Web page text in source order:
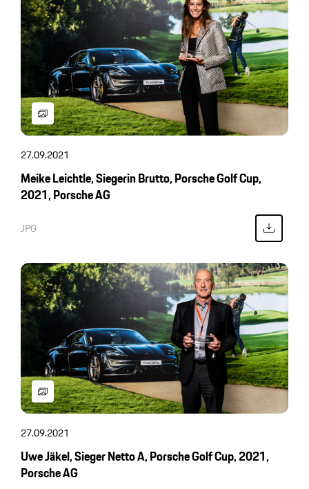
27.09.2021
Meike Leichtle, Siegerin Brutto, Porsche Golf Cup,
2021, Porsche AG
JPG
27.09.2021
Uwe Jäkel, Sieger Netto A, Porsche Golf Cup, 2021,
Porsche AG